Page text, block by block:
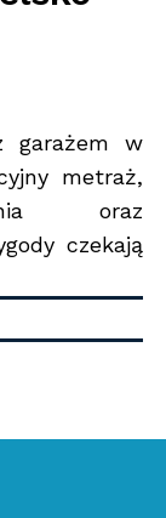
garażem w
metraż,
oraz
czekają